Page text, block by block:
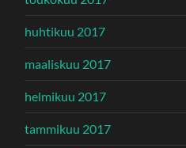
huhtikuu 2017
maaliskuu 2017
helmikuu 2017
tammikuu 2017